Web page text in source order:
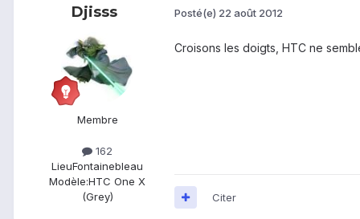
Djisss
Membre
162
LieuFontainebleau
Modèle:HTC One X
(Grey)
Posté(e) 22 août 2012
Croisons les doigts, HTC ne
Citer